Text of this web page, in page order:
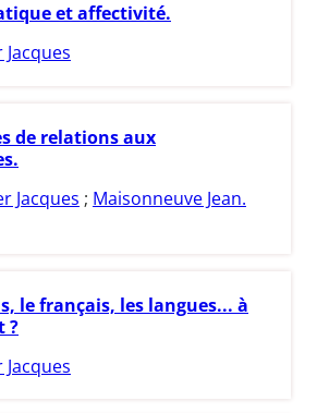
et affectivité.
de relations aux
Jacques ; Maisonneuve Jean.
le français, les langues... à
?